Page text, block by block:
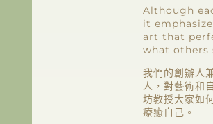
Although
it
art that
what others
我們的創辦人
人，對藝術和
坊教授大家如
療癒自己。